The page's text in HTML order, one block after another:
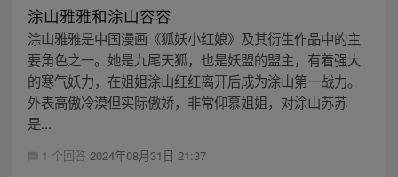
涂山雅雅和涂山容容
涂山雅雅是中国漫画《狐妖小红娘》及其衍生作品中的主
要角色之一。她是九尾天狐，也是妖盟的盟主，有着强大
的寒气妖力，在姐姐涂山红红离开后成为涂山第一战力。
外表高傲冷漠但实际傲娇，非常仰慕姐姐，对涂山苏苏
是...
1 个回答 2024年08月31日 21:37